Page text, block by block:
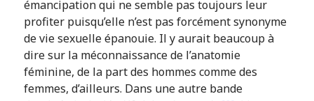
émancipation qui ne semble pas toujours leur
profiter puisqu’elle n’est pas forcément synonyme
de vie sexuelle épanouie. Il y aurait beaucoup à
dire sur la méconnaissance de l’anatomie
féminine, de la part des hommes comme des
femmes, d’ailleurs. Dans une autre bande